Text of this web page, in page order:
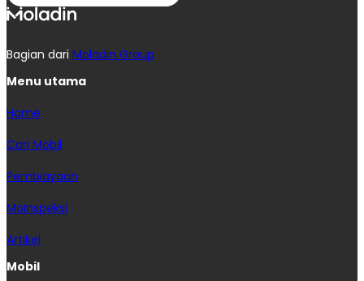
Bagian dari Moladin Group
Menu utama
Home
Cari Mobil
Pembiayaan
MoInspeksi
Artikel
Mobil